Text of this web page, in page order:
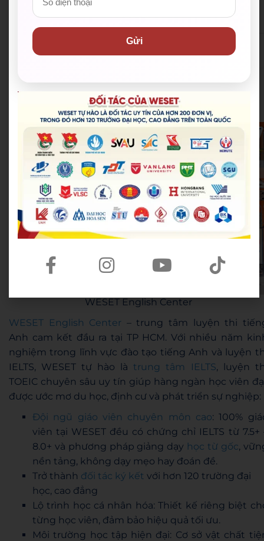
Lối sống bền vững
Era of development (n)
WESET – Trung tâm luyện thi tiếng Anh
cam kết đầu ra
WESET English Center
WESET English Center – trung tâm luyện thi
Anh cam kết đầu ra tại TP HCM. Với nhiều năm
nghiệm trong lĩnh vực đào tạo tiếng Anh và luyện
IELTS, WESET tự hào là trung tâm IELTS, luyện
TOEIC chuyên sâu uy tín giúp hàng ngàn học viên
được ước mơ du học, định cư và phát triển sự nghiệp:
Đội ngũ giáo viên chuyên môn cao: 100%
viên tại WESET đều có chứng chỉ IELTS từ 7.5+
8.0+ và phương pháp giảng dạy học từ gốc,
nền tảng, không dạy mẹo hay đoán đề.
Trở thành đối tác ký kết với hơn 120 trường đại
học, cao đẳng
Lộ trình học cá nhân hóa: Thiết kế riêng biệt
từng học viên, đảm bảo hiệu quả tối ưu.
Môi trường học tập hiện đại: Cơ sở vật chất
Gửi